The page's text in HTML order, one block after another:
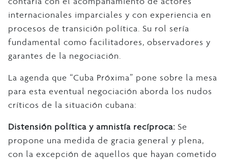
internacionales imparciales y con experiencia en
procesos de transición política. Su rol sería
fundamental como facilitadores, observadores y
garantes de la negociación.
La agenda que “Cuba Próxima” pone sobre la mesa
para esta eventual negociación aborda los nudos
críticos de la situación cubana:
Distensión política y amnistía recíproca: Se
propone una medida de gracia general y plena,
con la excepción de aquellos que hayan cometido